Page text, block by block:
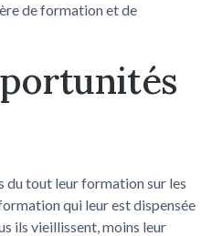
de formation et de
du tout leur formation sur les
qui leur est dispensée
ils vieillissent, moins leur